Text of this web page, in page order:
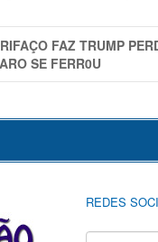
FAZ TRUMP
SE FERR0U
REDES